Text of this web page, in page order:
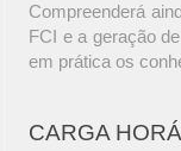
Compreenderá
FCI e a geração
em prática os
CARGA